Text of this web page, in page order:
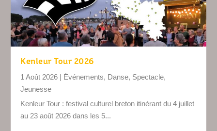
Kenleur Tour 2026
1 Août 2026 | Événements, Danse, Spectacle,
Jeunesse
Kenleur Tour : festival culturel breton itinérant du 4 juillet
au 23 août 2026 dans les 5...